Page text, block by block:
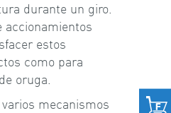
durante un giro.
accionamientos
estos
como para
oruga.
mecanismos